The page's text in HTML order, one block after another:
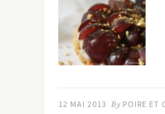
12 MAI 2013 By POIRE ET